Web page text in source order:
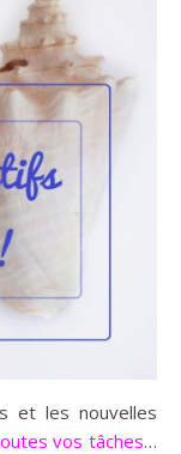
et les nouvelles
vos tâches…